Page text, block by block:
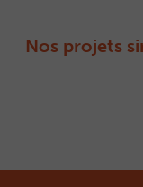
Nos projets